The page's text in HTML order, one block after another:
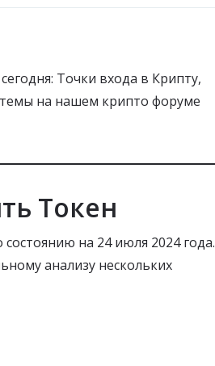
Точки входа в Крипту,
на нашем крипто форуме
Токен
на 24 июля 2024 года.
анализу нескольких